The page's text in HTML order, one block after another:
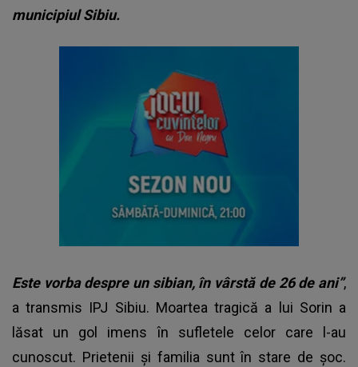
municipiul Sibiu.
Este vorba despre un sibian, în vârstă de 26 de ani”,
a transmis IPJ Sibiu. Moartea tragică a lui Sorin a
lăsat un gol imens în sufletele celor care l-au
cunoscut. Prietenii și familia sunt în stare de șoc.